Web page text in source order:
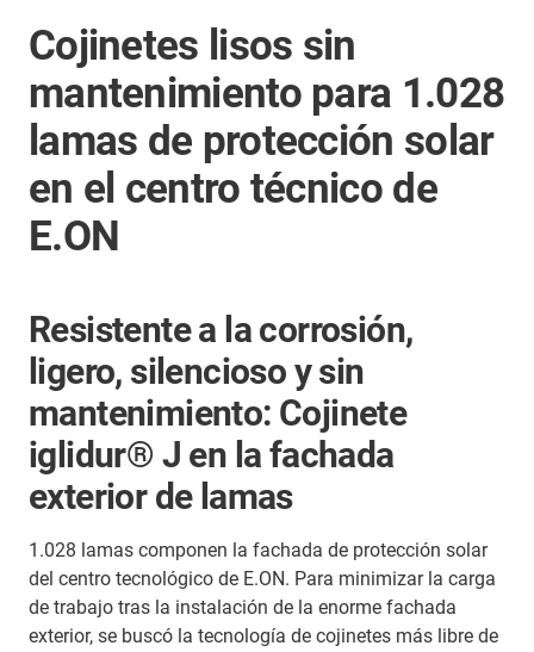
Cojinetes lisos sin
mantenimiento para 1.028
lamas de protección solar
en el centro técnico de
E.ON
Resistente a la corrosión,
ligero, silencioso y sin
mantenimiento: Cojinete
iglidur® J en la fachada
exterior de lamas
1.028 lamas componen la fachada de protección solar
del centro tecnológico de E.ON. Para minimizar la carga
de trabajo tras la instalación de la enorme fachada
exterior, se buscó la tecnología de cojinetes más libre de